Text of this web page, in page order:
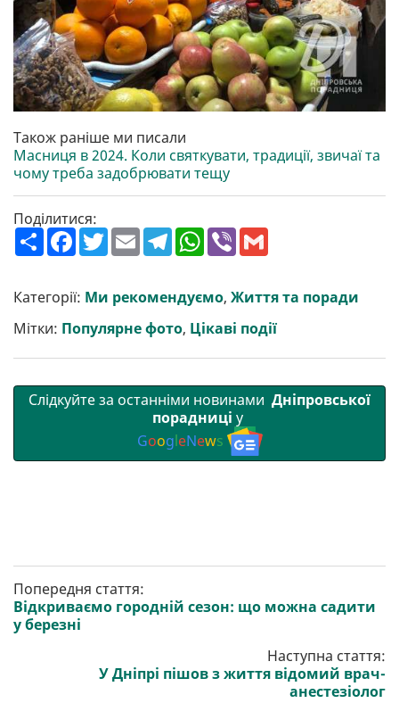
Також раніше ми писали
Масниця в 2024. Коли святкувати, традиції, звичаї та
чому треба задобрювати тещу
Поділитися:
П
о
р
и
т
и
F
a
b
o
o
k
T
w
e
r
E
m
l
T
e
g
r
a
m
W
h
s
A
p
p
V
r l
Категорії: Ми рекомендуємо, Життя та поради
Мітки: Популярне фото, Цікаві події
Слідкуйте за останніми новинами Дніпровської
порадниці у
GoogleNews
Попередня стаття:
Відкриваємо городній сезон: що можна садити
у березні
Наступна стаття:
У Дніпрі пішов з життя відомий врач-
анестезіолог